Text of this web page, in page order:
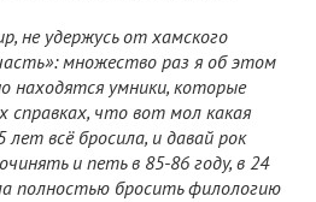
не удержусь от хамского
множество раз я об этом
находятся умники, которые
справках, что вот мол какая
всё бросила, и давай рок
и петь в 85-86 году, в 24
полностью бросить филологию